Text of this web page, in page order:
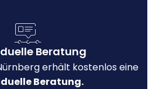
Beratung
erhält kostenlos eine
Beratung.